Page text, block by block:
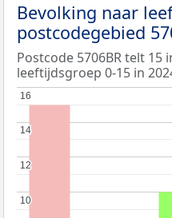
Bevolking naar
postcodegebied
Postcode 5706BR telt 15
leeftijdsgroep 0-15 in
10
10
12
12
14
14
16
16